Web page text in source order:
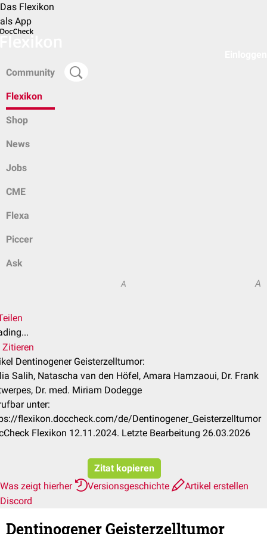
Das Flexikon
als App
Community
Flexikon
Shop
News
Jobs
CME
Flexa
Piccer
Ask
A A
Zitieren
Dentinogener Geisterzelltumor:
Salih, Natascha van den Höfel, Amara Hamzaoui, Dr. Frank
Dr. med. Miriam Dodegge
unter:
flexikon.doccheck.com/de/Dentinogener_Geisterzelltumor
Flexikon 12.11.2024. Letzte Bearbeitung 26.03.2026
Zitat kopieren
Was zeigt hierher
Versionsgeschichte
Artikel erstellen
Discord
Dentinogener Geisterzelltumor